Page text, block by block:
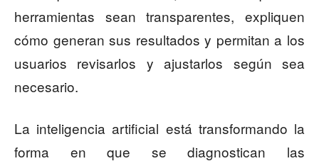
herramientas sean transparentes, expliquen
cómo generan sus resultados y permitan a los
usuarios revisarlos y ajustarlos según sea
necesario.
La inteligencia artificial está transformando la
forma en que se diagnostican las